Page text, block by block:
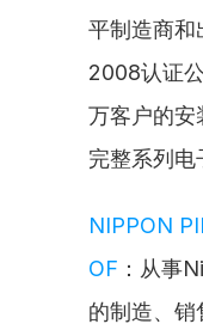
平制造商和
2008认证
万客户的安
完整系列电
NIPPON
OF ：从事
的制造、销